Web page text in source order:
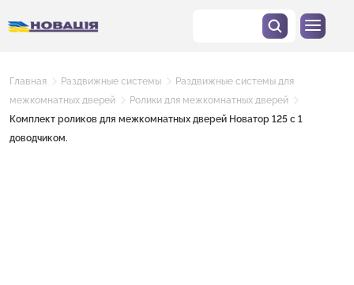
Главная Раздвижные системы
Раздвижные системы для
межкомнатных дверей
Ролики для межкомнатных дверей
Комплект роликов для межкомнатных дверей Новатор 125 с 1
доводчиком.